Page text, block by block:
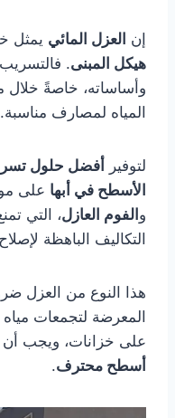
إن العزل المائي يمثل
هيكل المبنى.
وأساساته، خاصةً خلال
المياه لمصارف مناسبة.
لتوفير أفضل حلول
الأسطح في أبها على
و الفوم العازل، التي
التكاليف الباهظة
هذا النوع من العزل
المعرضة لتجمعات
على خزانات، ويجب أن
أسطح محترف.